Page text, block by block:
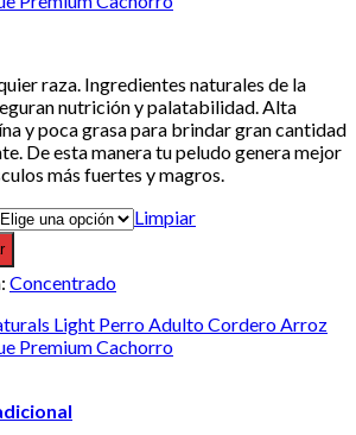
raza. Ingredientes naturales de la
nutrición y palatabilidad.Alta
y poca grasa para brindar gran cantidad
De esta manera tu peludo genera mejor
más fuertes y magros.
Limpiar
Concentrado